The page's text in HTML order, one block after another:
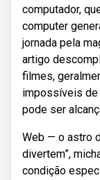
computador,
computer
jornada pela
artigo
filmes,
impossíveis de
pode ser
Web — o astro
divertem”,
condição